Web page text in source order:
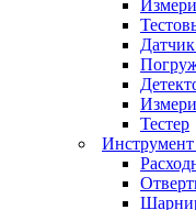
Тестер
Инструмент